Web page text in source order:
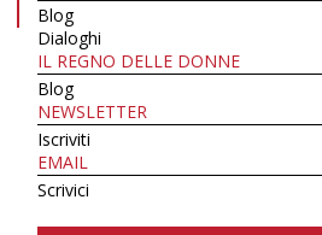
Blog
Dialoghi
IL REGNO DELLE DONNE
Blog
NEWSLETTER
Iscriviti
EMAIL
Scrivici